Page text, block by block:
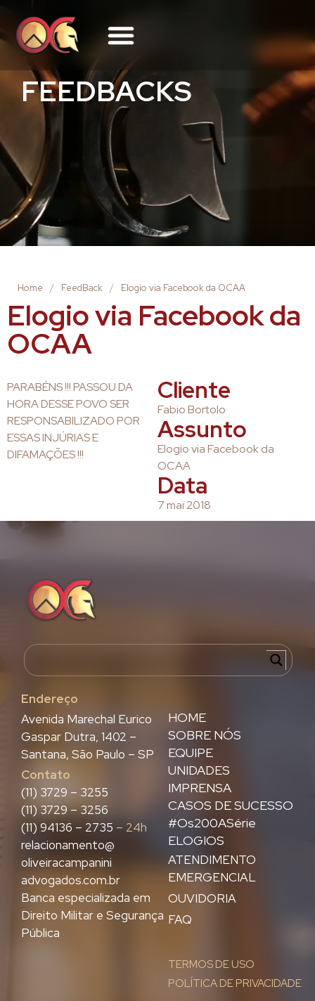
FEEDBACKS
Home / FeedBack / Elogio via Facebook da OCAA
Elogio via Facebook da
OCAA
PARABÉNS !!! PASSOU DA
HORA DESSE POVO SER
RESPONSABILIZADO POR
ESSAS INJÚRIAS E
DIFAMAÇÕES !!!
Cliente
Fabio Bortolo
Assunto
Elogio via Facebook da
OCAA
Data
7 mai 2018
Endereço
HOME
SOBRE NÓS
EQUIPE
UNIDADES
IMPRENSA
CASOS DE SUCESSO
#Os200ASérie
ELOGIOS
ATENDIMENTO
EMERGENCIAL
OUVIDORIA
FAQ
TERMOS DE USO
POLÍTICA DE PRIVACIDADE
Avenida Marechal Eurico
Gaspar Dutra, 1402 –
Santana, São Paulo – SP
Contato
(11) 3729 – 3255
(11) 3729 – 3256
(11) 94136 – 2735 – 24h
relacionamento@
oliveiracampanini
advogados.com.br
Banca especializada em
Direito Militar e Segurança
Pública